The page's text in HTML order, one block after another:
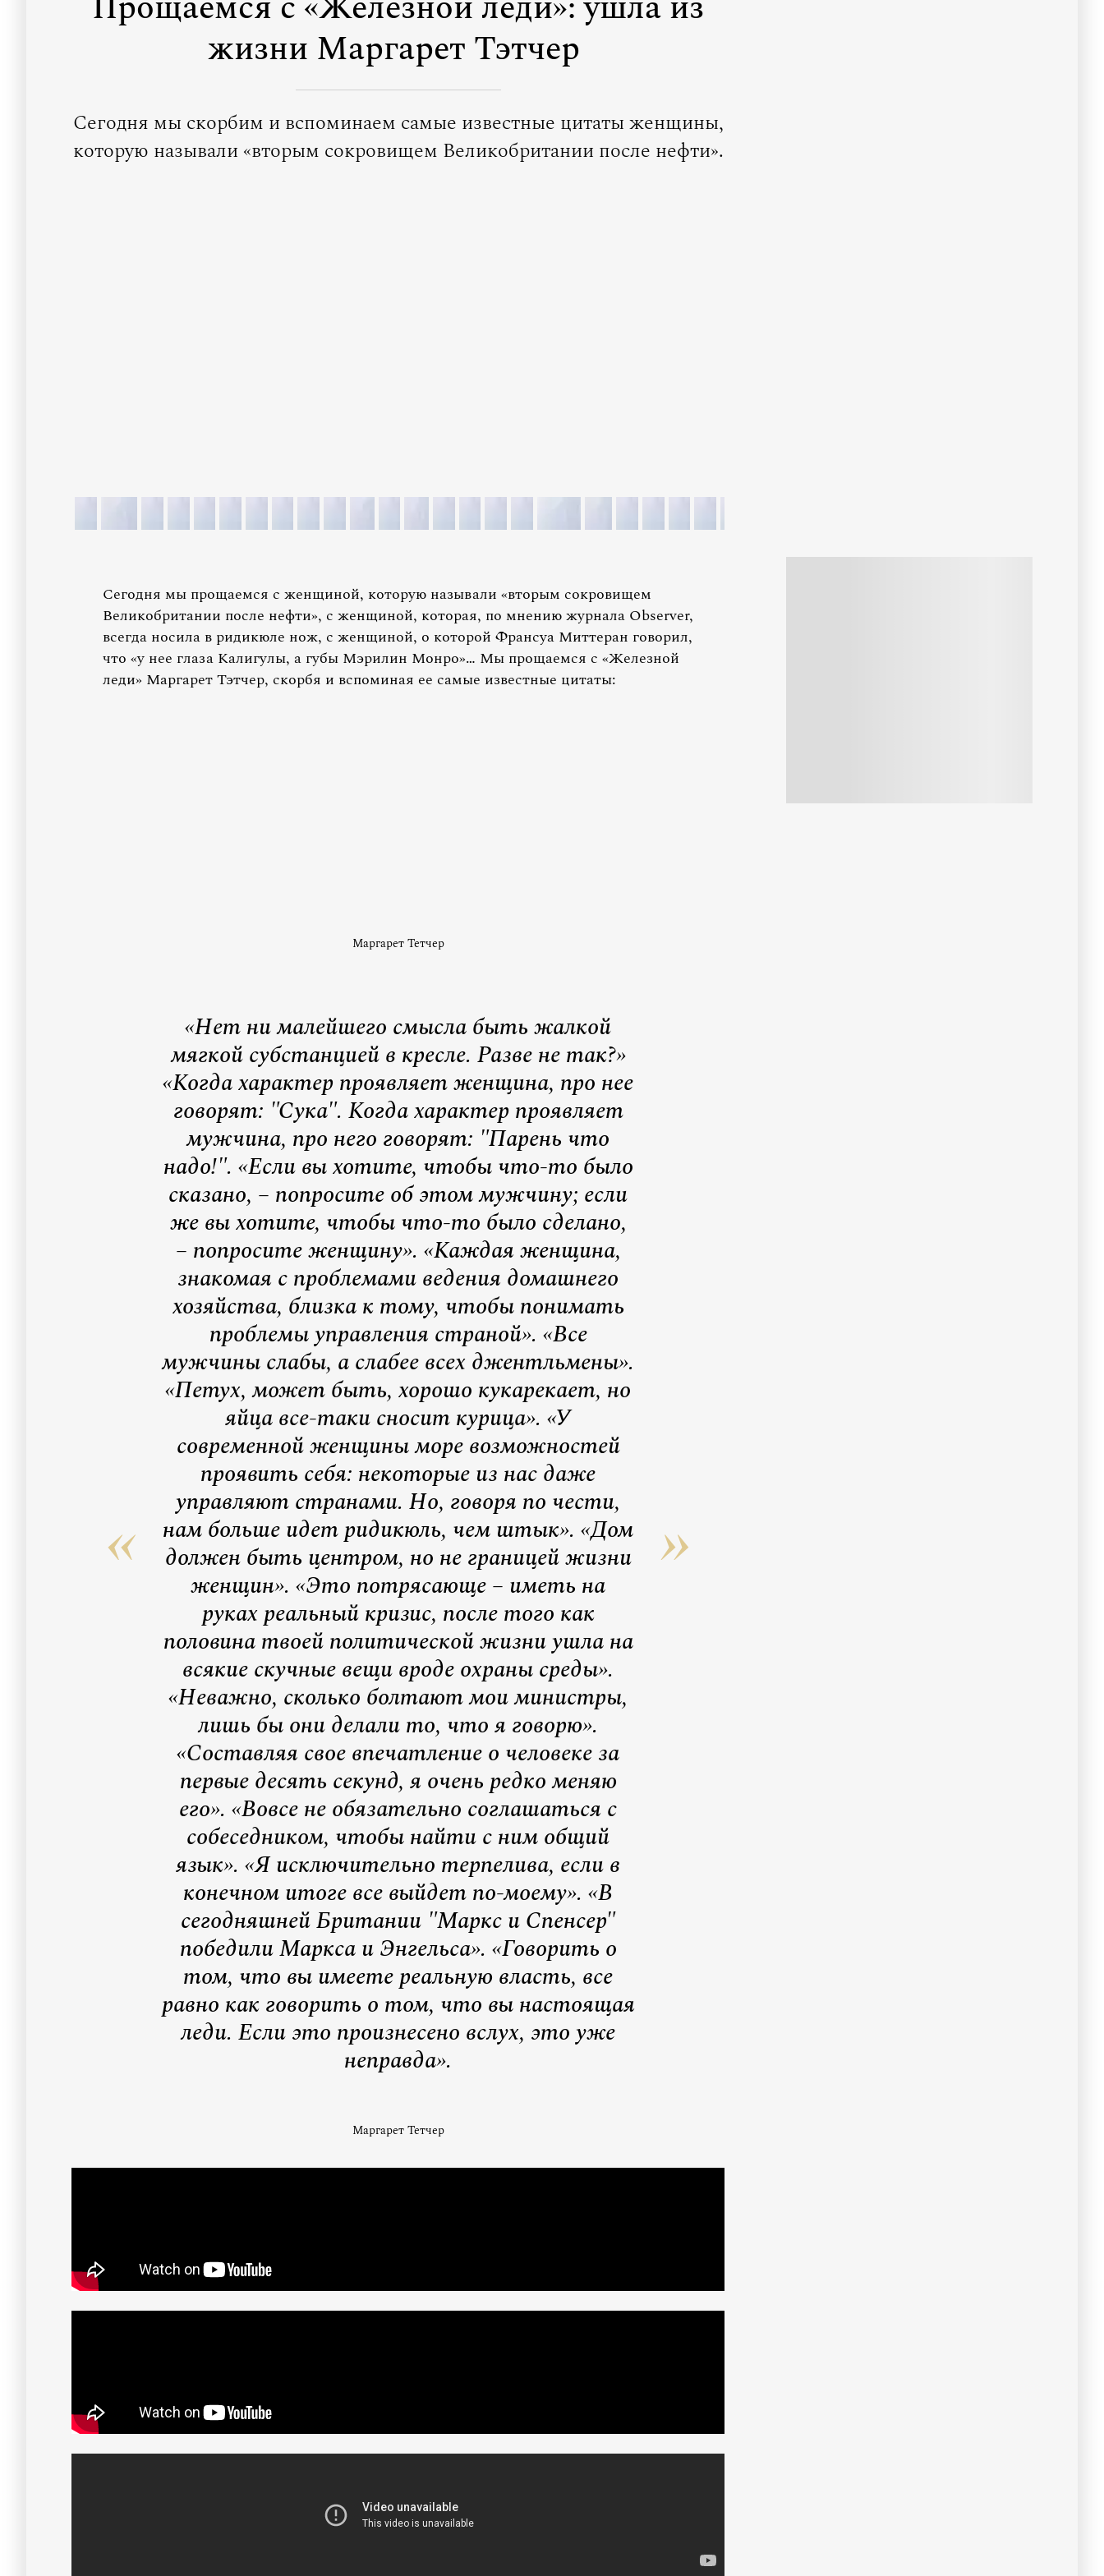
жизни Маргарет Тэтчер
Сегодня мы скорбим и вспоминаем самые известные цитаты женщины,
которую называли «вторым сокровищем Великобритании после нефти».
Сегодня мы прощаемся с женщиной, которую называли «вторым сокровищем
Великобритании после нефти», с женщиной, которая, по мнению журнала Observer,
всегда носила в ридикюле нож, с женщиной, о которой Франсуа Миттеран говорил,
что «у нее глаза Калигулы, а губы Мэрилин Монро»… Мы прощаемся с «Железной
леди» Маргарет Тэтчер, скорбя и вспоминая ее самые известные цитаты:
Маргарет Тетчер
«Нет ни малейшего смысла быть жалкой
мягкой субстанцией в кресле. Разве не так?»
«Когда характер проявляет женщина, про нее
говорят: "Сука". Когда характер проявляет
мужчина, про него говорят: "Парень что
надо!". «Если вы хотите, чтобы что-то было
сказано, – попросите об этом мужчину; если
же вы хотите, чтобы что-то было сделано,
– попросите женщину». «Каждая женщина,
знакомая с проблемами ведения домашнего
хозяйства, близка к тому, чтобы понимать
проблемы управления страной». «Все
мужчины слабы, а слабее всех джентльмены».
«Петух, может быть, хорошо кукарекает, но
яйца все-таки сносит курица». «У
современной женщины море возможностей
проявить себя: некоторые из нас даже
управляют странами. Но, говоря по чести,
нам больше идет ридикюль, чем штык». «Дом
должен быть центром, но не границей жизни
женщин». «Это потрясающе – иметь на
руках реальный кризис, после того как
половина твоей политической жизни ушла на
всякие скучные вещи вроде охраны среды».
«Неважно, сколько болтают мои министры,
лишь бы они делали то, что я говорю».
«Составляя свое впечатление о человеке за
первые десять секунд, я очень редко меняю
его». «Вовсе не обязательно соглашаться с
собеседником, чтобы найти с ним общий
язык». «Я исключительно терпелива, если в
конечном итоге все выйдет по-моему». «В
сегодняшней Британии "Маркс и Спенсер"
победили Маркса и Энгельса». «Говорить о
том, что вы имеете реальную власть, все
равно как говорить о том, что вы настоящая
леди. Если это произнесено вслух, это уже
неправда».
Маргарет Тетчер